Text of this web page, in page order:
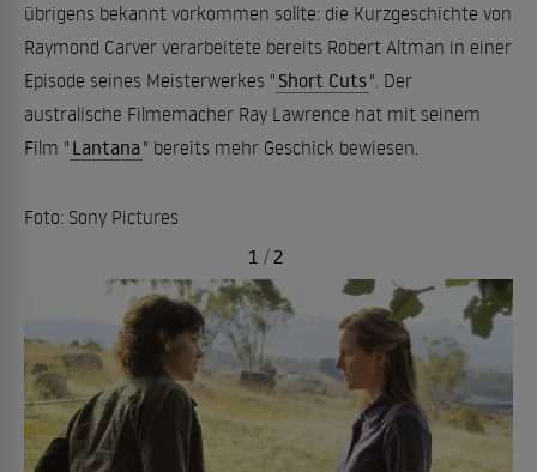
übrigens bekannt vorkommen sollte: die Kurzgeschichte von
Raymond Carver verarbeitete bereits Robert Altman in einer
Episode seines Meisterwerkes " Short Cuts". Der
australische Filmemacher Ray Lawrence hat mit seinem
Film " Lantana " bereits mehr Geschick bewiesen.
Foto: Sony Pictures
1 / 2